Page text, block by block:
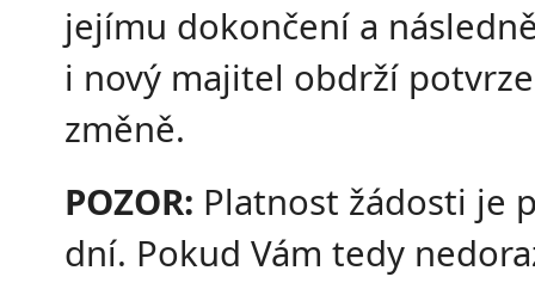
jejímu dokončení a
i nový majitel obdrží
změně.
POZOR: Platnost žádosti je
dní. Pokud Vám tedy